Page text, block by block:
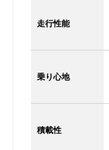
走行性能
乗り心地
積載性